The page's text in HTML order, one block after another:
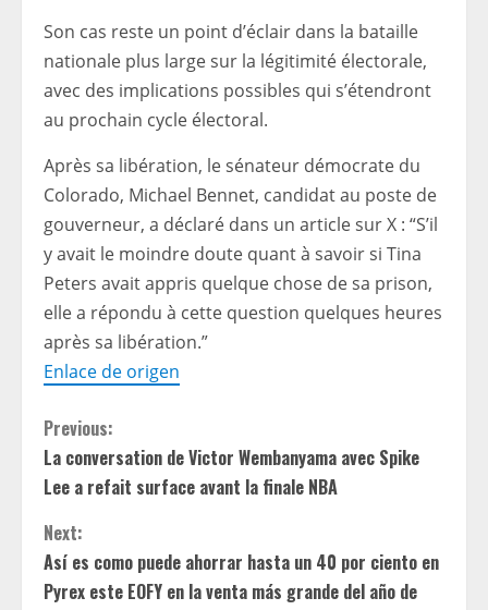
Son cas reste un point d’éclair dans la bataille
nationale plus large sur la légitimité électorale,
avec des implications possibles qui s’étendront
au prochain cycle électoral.
Après sa libération, le sénateur démocrate du
Colorado, Michael Bennet, candidat au poste de
gouverneur, a déclaré dans un article sur X : “S’il
y avait le moindre doute quant à savoir si Tina
Peters avait appris quelque chose de sa prison,
elle a répondu à cette question quelques heures
après sa libération.”
Enlace de origen
C
o
n
t
Previous:
La conversation de Victor Wembanyama avec Spike
Lee a refait surface avant la finale NBA
Next:
Así es como puede ahorrar hasta un 40 por ciento en
Pyrex este EOFY en la venta más grande del año de